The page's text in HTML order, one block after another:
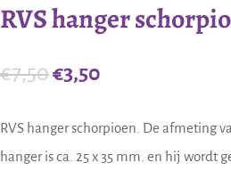
RVS hanger
€7,50Oorspronkelijke
was:
€7,50.
€3,50
is:
€3,50.
RVS hanger schorpioen. De afmeting
hanger is ca. 25 x 35 mm. en hij wordt